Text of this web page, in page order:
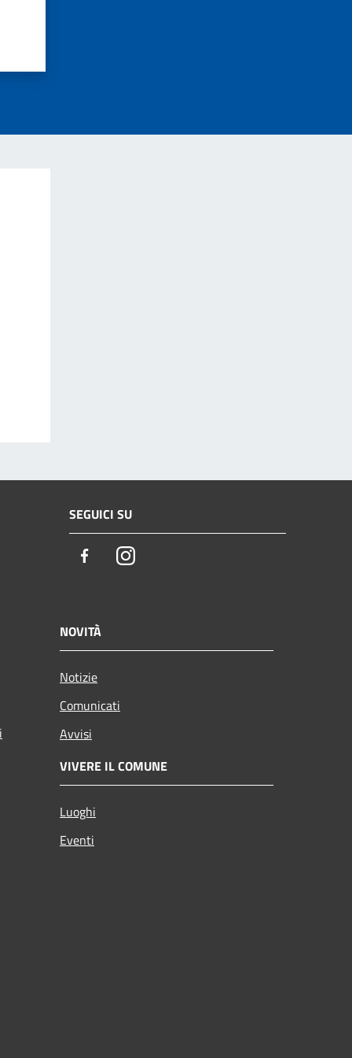
SEGUICI SU
FacebookInstagram
NOVITÀ
Notizie
Comunicati
Avvisi
VIVERE IL COMUNE
Luoghi
Eventi